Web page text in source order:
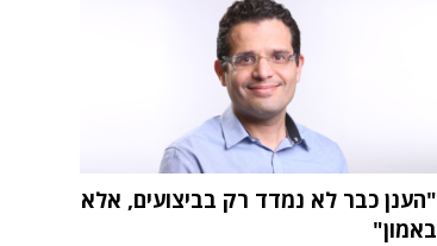
"הענן כבר לא נמדד רק בביצועים, אלא
באמון"